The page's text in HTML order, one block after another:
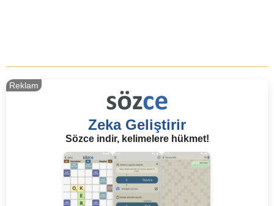
Zeka Geliştirir
Sözce indir, kelimelere hükmet!
Reklam